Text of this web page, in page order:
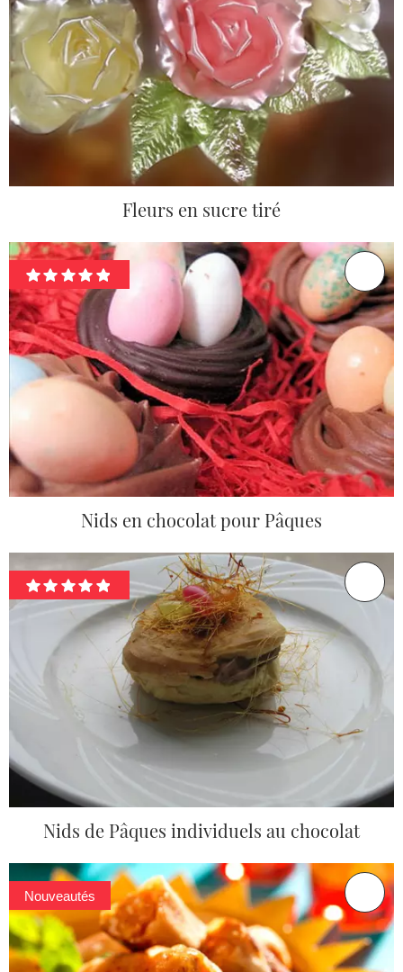
Fleurs en sucre tiré
Nids en chocolat pour Pâques
Nids de Pâques individuels au chocolat
Nouveautés